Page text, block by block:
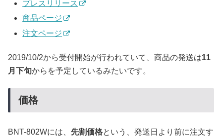
プレスリリース
商品ページ
注文ページ
2019/10/2から受付開始が行われていて、商品の発送は11
月下旬からを予定しているみたいです。
価格
BNT-802Wには、 先割価格という、発送日より前に注文す